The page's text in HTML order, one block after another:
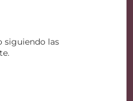
siguiendo las